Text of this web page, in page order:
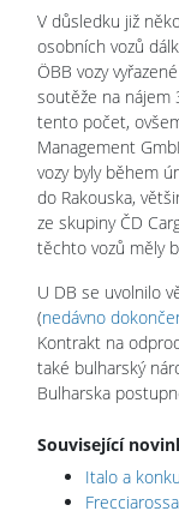
V důsledku již
osobních vozů
ÖBB vozy
soutěže na nájem
tento počet,
Management
vozy byly během
do Rakouska,
ze skupiny ČD
těchto vozů měly
U DB se uvolnilo
(nedávno
Kontrakt na
také bulharský
Bulharska
Související
Italo a